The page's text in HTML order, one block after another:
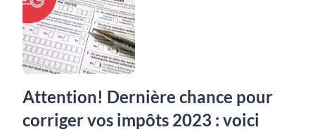
Attention! Dernière chance pour
corriger vos impôts 2023 : voici